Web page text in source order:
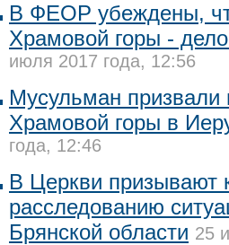
В ФЕОР убеждены,
Храмовой горы -
июля 2017 года, 12:56
Мусульман призвали
Храмовой горы в
года, 12:46
В Церкви призывают
расследованию
Брянской области 25